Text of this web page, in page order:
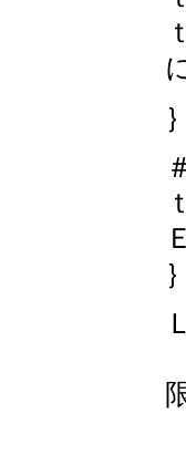
｝
｝